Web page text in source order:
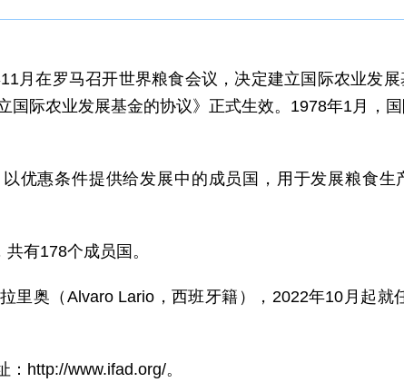
月在罗马召开世界粮食会议，决定建立国际农业发
国际农业发展基金的协议》正式生效。1978年1月，
以优惠条件提供给发展中的成员国，用于发展粮食生
有178个成员国。
拉里奥（Alvaro Lario，西班牙籍），2022年10月起就
：http://www.ifad.org/。